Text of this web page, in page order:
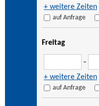
+ weitere Zeiten
auf Anfrage
Freitag
–
+ weitere Zeiten
auf Anfrage